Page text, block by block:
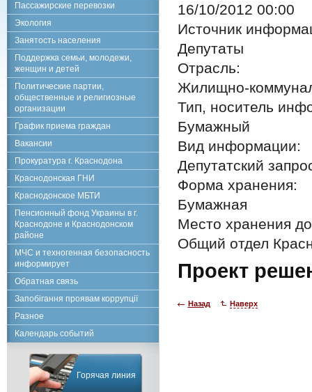
16/10/2012 00:00
Источник
Депутаты
Отрасль:
Жилищно-
Тип, носитель
Бумажный
Вид информации:
Депутатский
Форма хранения:
Бумажная
Место хранения
Общий отдел
Проект
Назад Наверх
Пассажирские перевозки
Экология
Занятость населения
Поддержка семьи, молодежи,
женщин и детей
Политические партии,
общественные и религиозные
организации
График приема граждан
Вакансии
Прокуратура г. Краснодона
Краснодонская ГНИ
Краснодонское МБТИ
Пенсионный фонд Украины в г.
Краснодоне и Краснодонском
районе
МЧС и техногенная безопасность
информирует
Обратная связь
Запобігання проявам коррупції
Разное
Календарь событий
Горячая линия